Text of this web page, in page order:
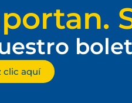
clic aquí